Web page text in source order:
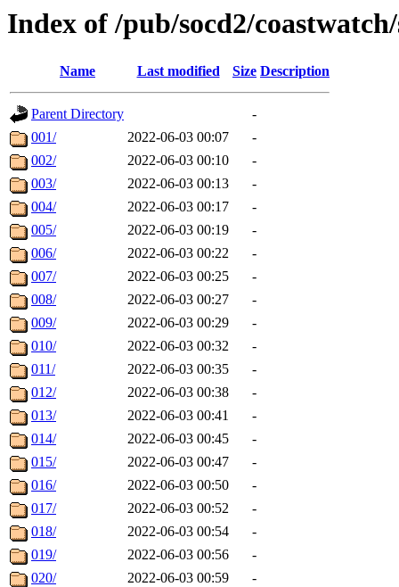
Index of /pub/socd2/
Name Last modified Size Description
Parent Directory
-
001/
2022-06-03 00:07
-
002/
2022-06-03 00:10
-
003/
2022-06-03 00:13
-
004/
2022-06-03 00:17
-
005/
2022-06-03 00:19
-
006/
2022-06-03 00:22
-
007/
2022-06-03 00:25
-
008/
2022-06-03 00:27
-
009/
2022-06-03 00:29
-
010/
2022-06-03 00:32
-
011/
2022-06-03 00:35
-
012/
2022-06-03 00:38
-
013/
2022-06-03 00:41
-
014/
2022-06-03 00:45
-
015/
2022-06-03 00:47
-
016/
2022-06-03 00:50
-
017/
2022-06-03 00:52
-
018/
2022-06-03 00:54
-
019/
2022-06-03 00:56
-
020/
2022-06-03 00:59
-